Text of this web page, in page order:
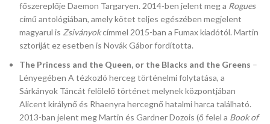
főszereplője Daemon Targaryen. 2014-ben jelent meg a Rogues
című antológiában, amely kötet teljes egészében megjelent
magyarul is Zsiványokcímmel 2015-ban a Fumax kiadótól. Martin
sztoriját ez esetben is Novák Gábor fordította.
The Princess and the Queen, or the Blacks and the Greens –
Lényegében A tézkozló herceg történelmi folytatása, a
Sárkányok Táncát felölelő történet melynek központjában
Alicent királynő és Rhaenyra hercegnő hatalmi harca található.
2013-ban jelent meg Martin és Gardner Dozois (ő felel a Book of